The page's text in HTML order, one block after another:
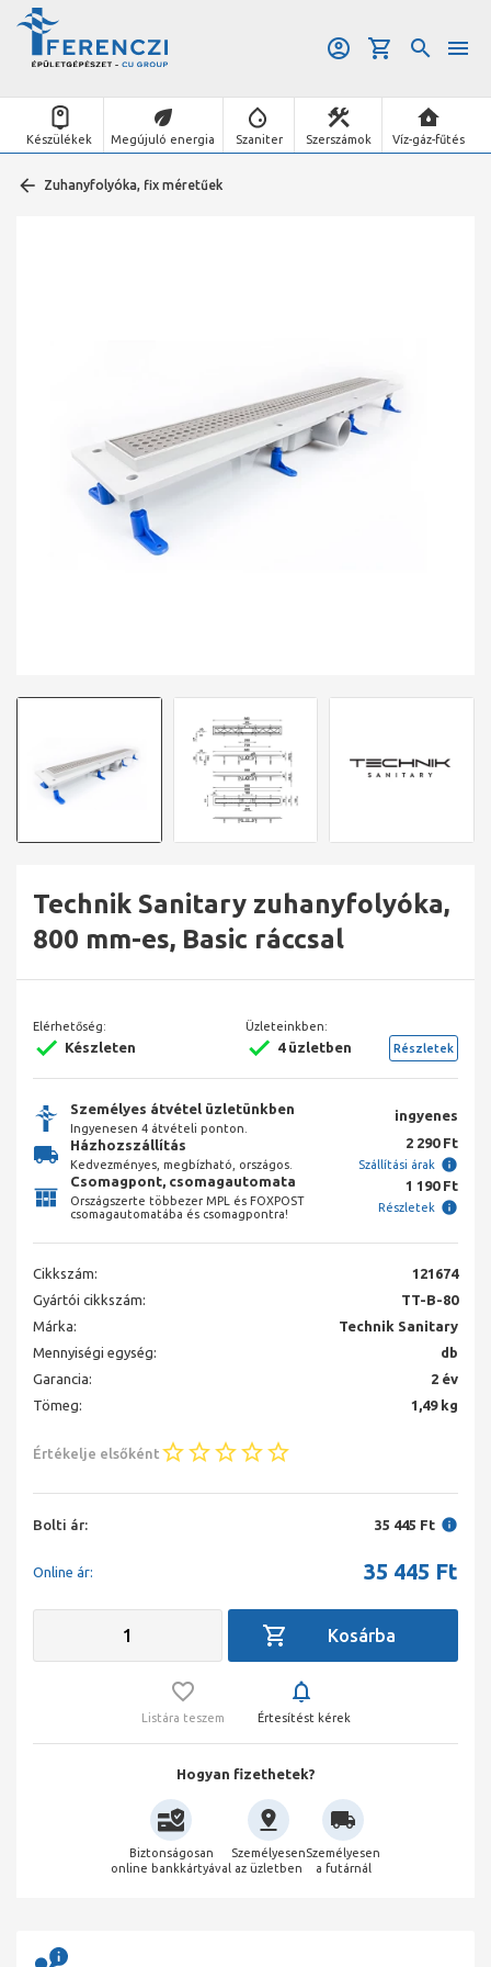
Készülékek Megújuló energia Szaniter Szerszámok Víz-gáz-fűtés
Zuhanyfolyóka, fix méretűek
Technik Sanitary zuhanyfolyóka,
800 mm-es, Basic ráccsal
Elérhetőség:
Készleten
Üzleteinkben:
4 üzletben Részletek
Személyes átvétel üzletünkben
Ingyenesen 4 átvételi ponton.
ingyenes
Házhozszállítás
Kedvezményes, megbízható, országos.
2 290 Ft
Szállítási árak
Csomagpont, csomagautomata
Országszerte többezer MPL és FOXPOST
csomagautomatába és csomagpontra!
1 190 Ft
Részletek
Cikkszám:
121674
Gyártói cikkszám:
TT-B-80
Márka:
Technik Sanitary
Mennyiségi egység:
db
Garancia:
2 év
Tömeg:
1,49 kg
Értékelje elsőként
Bolti ár: 35 445 Ft
Online ár: 35 445 Ft
Listára teszem Értesítést kérek
Hogyan fizethetek?
Biztonságosan
online bankkártyával
Személyesen
az üzletben
Személyesen
a futárnál